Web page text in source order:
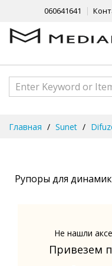
060641641
Главная Sunet
Рупоры для
Не нашли
Привезем